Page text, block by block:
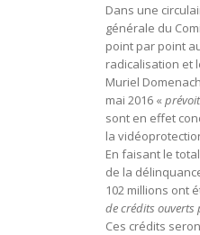
Dans une
générale du
point par point
radicalisation et
Muriel
mai 2016 «
sont en effet
la
En faisant le
de la
102 millions ont
de crédits ouverts
Ces crédits